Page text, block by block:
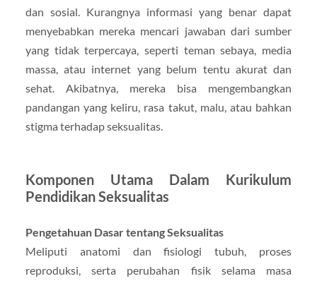
dan sosial. Kurangnya informasi yang benar dapat
menyebabkan mereka mencari jawaban dari sumber
yang tidak terpercaya, seperti teman sebaya, media
massa, atau internet yang belum tentu akurat dan
sehat. Akibatnya, mereka bisa mengembangkan
pandangan yang keliru, rasa takut, malu, atau bahkan
stigma terhadap seksualitas.
Komponen Utama Dalam Kurikulum
Pendidikan Seksualitas
Pengetahuan Dasar tentang Seksualitas
Meliputi anatomi dan fisiologi tubuh, proses
reproduksi, serta perubahan fisik selama masa